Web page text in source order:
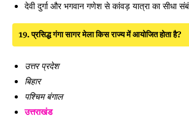
देवी दुर्गा और भगवान गणेश से कांवड़ यात्रा का सीधा
19. प्रसिद्ध गंगा सागर मेला किस राज्य में आयोजित होता है?
उत्तर प्रदेश
बिहार
पश्चिम बंगाल
उत्तराखंड